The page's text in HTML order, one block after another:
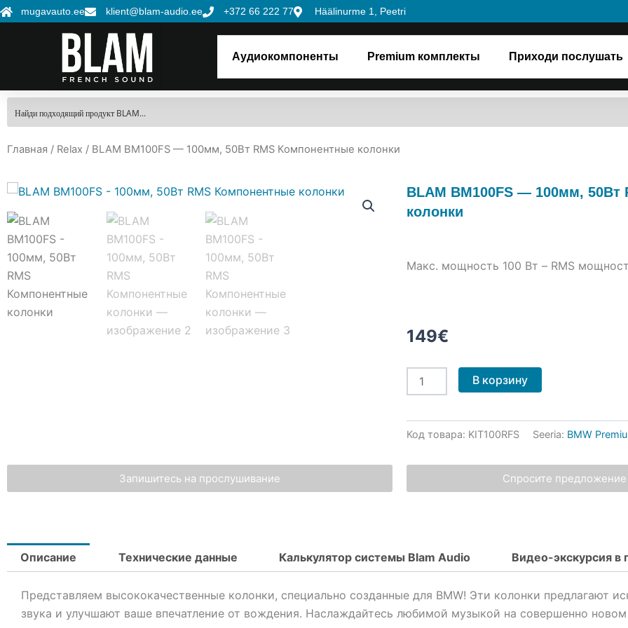
Перейти
к
содержимому
mugavauto.ee klient@blam-audio.ee +372 66 222 77 Häälinurme 1, Peetri
Аудиокомпоненты Premium комплекты Приходи послушать
Главная / Relax / BLAM BM100FS — 100мм, 50Вт RMS Компонентные колонки
BLAM BM100FS — 100мм, 50Вт
колонки
Макс. мощность 100 Вт – RMS
149€
Количество
товара
-
100мм,
В корзину
Код товара: KIT100RFS Seeria: BMW
Запишитесь на прослушивание Спросите предложение
Описание Технические данные Калькулятор системы Blam Audio Видео-экскурсия в
Представляем высококачественные колонки, специально созданные для BMW! Эти колонки предлагают
звука и улучшают ваше впечатление от вождения. Наслаждайтесь любимой музыкой на совершенно